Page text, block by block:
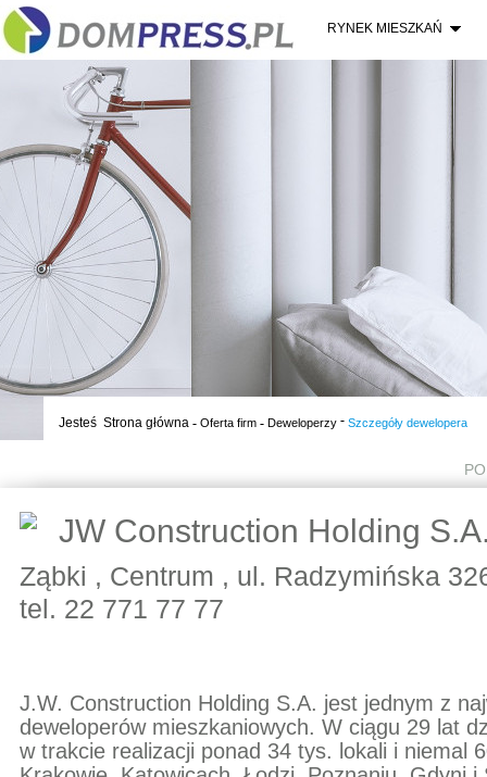
RYNEK MIESZKAŃ
Jesteś Strona główna - Oferta firm - Deweloperzy - Szczegóły dewelopera
JW Construction Holding
Ząbki , Centrum , ul. Radzymińska
tel. 22 771 77 77
J.W. Construction Holding S.A. jest jednym z
deweloperów mieszkaniowych. W ciągu 29 lat
w trakcie realizacji ponad 34 tys. lokali i niemal